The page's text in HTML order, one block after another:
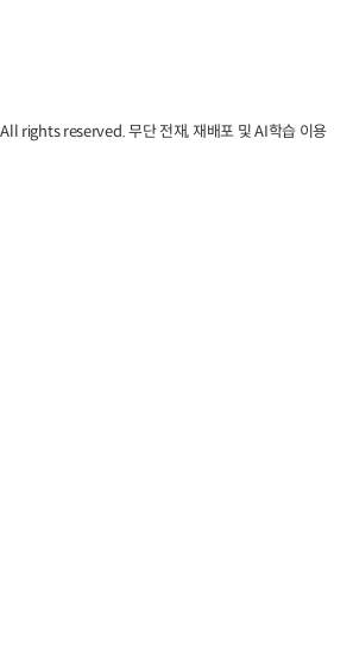
rights reserved. 무단 전재, 재배포 및 AI학습 이용